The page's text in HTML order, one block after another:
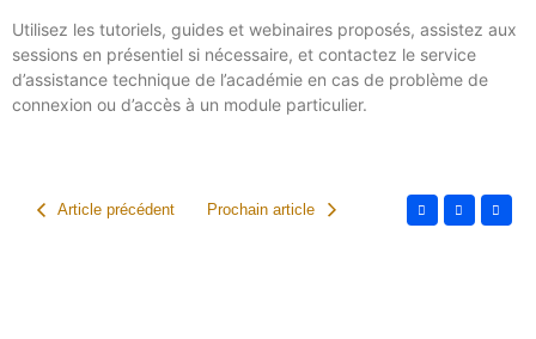
Utilisez les tutoriels, guides et webinaires proposés, assistez aux
sessions en présentiel si nécessaire, et contactez le service
d’assistance technique de l’académie en cas de problème de
connexion ou d’accès à un module particulier.
Article précédent Prochain article